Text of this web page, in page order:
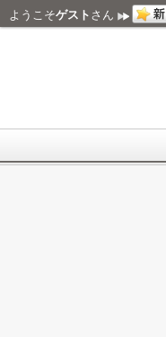
ようこそゲスト さん